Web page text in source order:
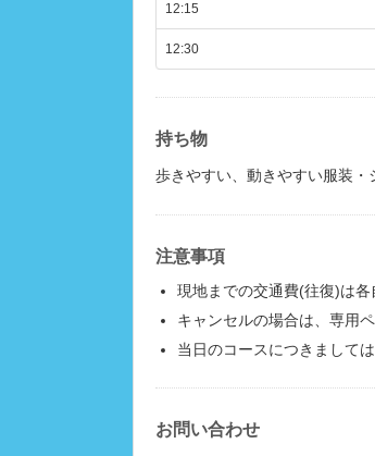
12:15
12:30
持ち物
歩きやすい、動きやすい服装
注意事項
現地までの交通費(往復)は各
キャンセルの場合は、専用
当日のコースにつきまして
お問い合わせ